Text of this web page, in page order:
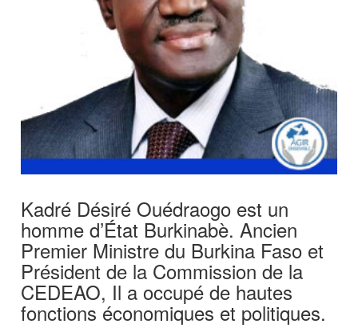
Kadré Désiré Ouédraogo est un
homme d’État Burkinabè. Ancien
Premier Ministre du Burkina Faso et
Président de la Commission de la
CEDEAO, Il a occupé de hautes
fonctions économiques et politiques.